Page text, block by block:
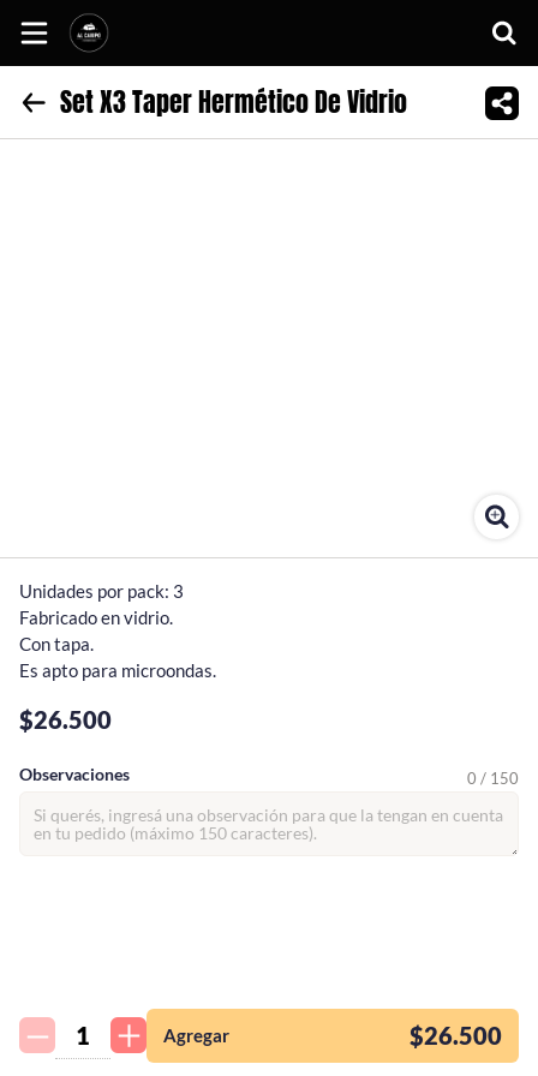
Inicio
tienda así para mi
emprendimiento!
Set X3 Taper Hermético De Vidrio
Unidades por pack: 3
Fabricado en vidrio.
Con tapa.
Es apto para microondas.
$26.500
Observaciones 0 / 150
Agregar $26.500